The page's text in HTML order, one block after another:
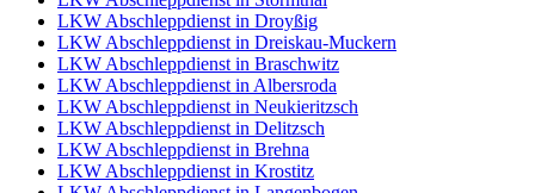
LKW Abschleppdienst in Droyßig
LKW Abschleppdienst in Dreiskau-Muckern
LKW Abschleppdienst in Braschwitz
LKW Abschleppdienst in Albersroda
LKW Abschleppdienst in Neukieritzsch
LKW Abschleppdienst in Delitzsch
LKW Abschleppdienst in Brehna
LKW Abschleppdienst in Krostitz